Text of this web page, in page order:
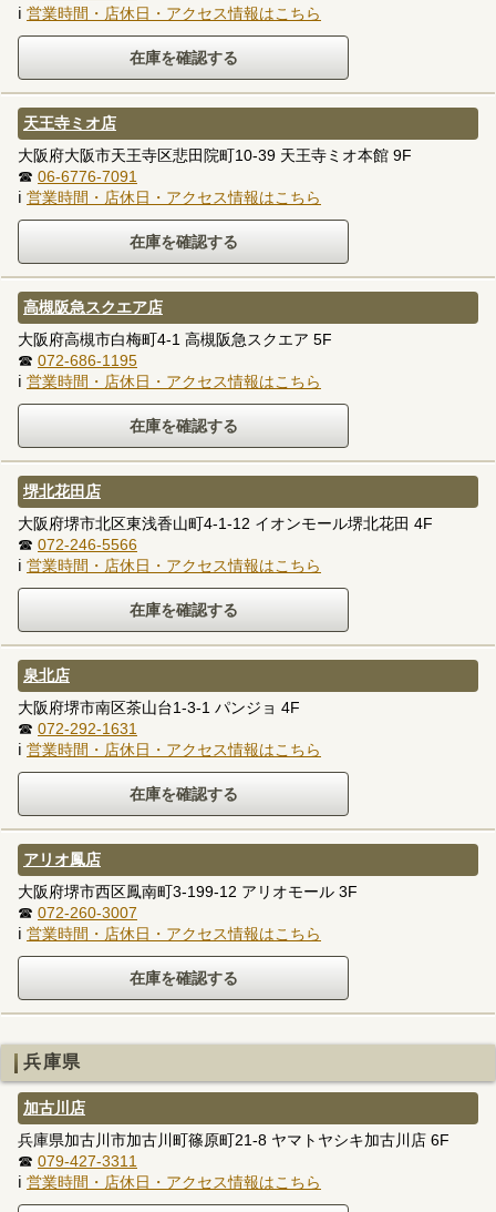
ℹ 営業時間・店休日・アクセス情報はこちら
天王寺ミオ店
大阪府大阪市天王寺区悲田院町10-39 天王寺ミオ本館 9F
☎ 06-6776-7091
ℹ 営業時間・店休日・アクセス情報はこちら
高槻阪急スクエア店
大阪府高槻市白梅町4-1 高槻阪急スクエア 5F
☎ 072-686-1195
ℹ 営業時間・店休日・アクセス情報はこちら
堺北花田店
大阪府堺市北区東浅香山町4-1-12 イオンモール堺北花田 4F
☎ 072-246-5566
ℹ 営業時間・店休日・アクセス情報はこちら
泉北店
大阪府堺市南区茶山台1-3-1 パンジョ 4F
☎ 072-292-1631
ℹ 営業時間・店休日・アクセス情報はこちら
アリオ鳳店
大阪府堺市西区鳳南町3-199-12 アリオモール 3F
☎ 072-260-3007
ℹ 営業時間・店休日・アクセス情報はこちら
兵庫県
加古川店
兵庫県加古川市加古川町篠原町21-8 ヤマトヤシキ加古川店 6F
☎ 079-427-3311
ℹ 営業時間・店休日・アクセス情報はこちら